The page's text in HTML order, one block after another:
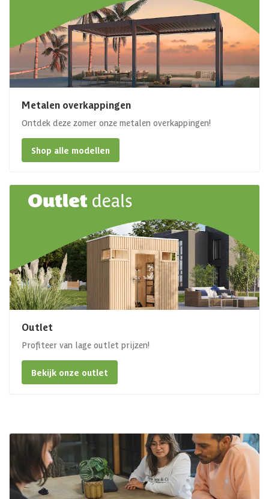
Metalen overkappingen
Ontdek deze zomer onze metalen overkappingen!
Shop alle modellen
Outlet
Profiteer van lage outlet prijzen!
Bekijk onze outlet